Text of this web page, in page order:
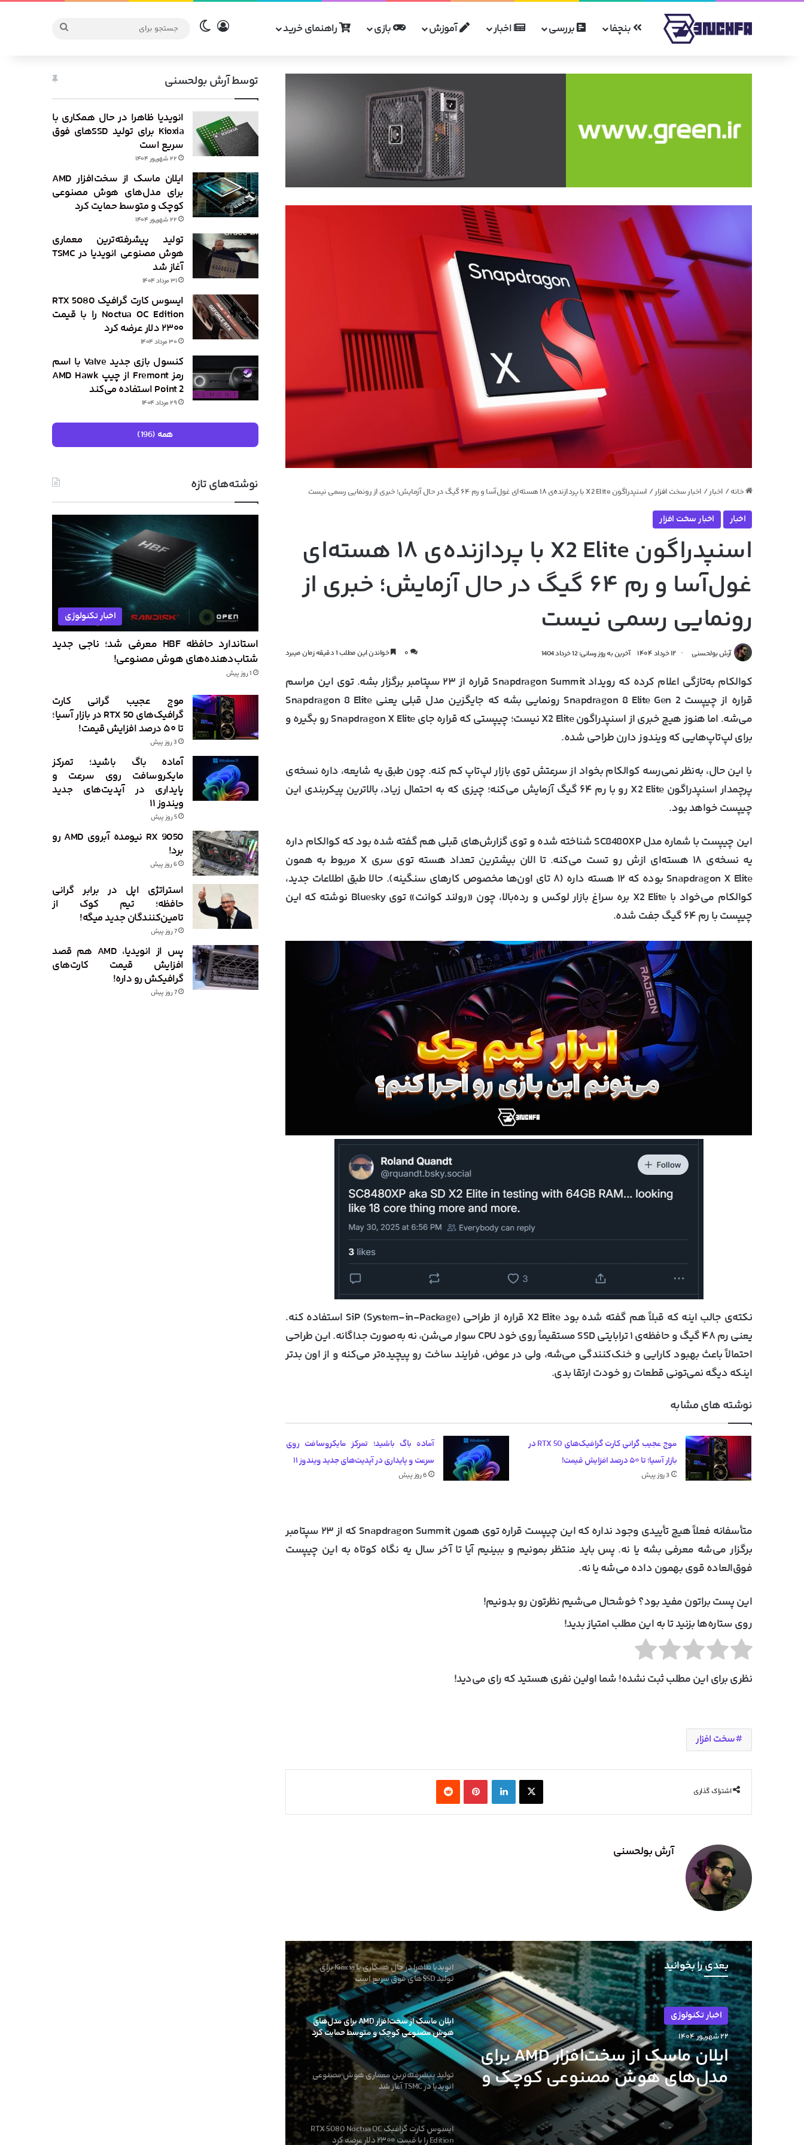
بنچفا بررسی اخبار آموزش بازی راهنمای خرید ورودتغییر پوسته
جستجو
خانه / اخبار / اخبار سخت افزار / اسنپدراگون X2 Elite با پردازنده‌ی ۱۸ هسته‌ای غول‌آسا و رم ۶۴ گیگ در حال آزمایش؛ خبری از رونمایی رسمی نیست
اخبار اخبار سخت افزار
اسنپدراگون X2 Elite با پردازنده‌ی ۱۸ هسته‌ای
غول‌آسا و رم ۶۴ گیگ در حال آزمایش؛ خبری از
رونمایی رسمی نیست
آرش بولحسنی ۱۲ خرداد ۱۴۰۴ آخرین به روز رسانی: 12 خرداد 1404 ۰ خواندن این مطلب 1 دقیقه زمان میبرد
کوالکام به‌تازگی اعلام کرده که رویداد Snapdragon Summit قراره از ۲۳ سپتامبر برگزار بشه. توی این مراسم
قراره از چیپست Snapdragon 8 Elite Gen 2 رونمایی بشه که جایگزین مدل قبلی یعنی Snapdragon 8 Elite
می‌شه. اما هنوز هیچ خبری از اسنپدراگون X2 Elite نیست؛ چیپستی که قراره جای Snapdragon X Elite رو بگیره و
برای لپ‌تاپ‌هایی که ویندوز دارن طراحی شده.
با این حال، به‌نظر نمی‌رسه کوالکام بخواد از سرعتش توی بازار لپ‌تاپ کم کنه. چون طبق یه شایعه، داره نسخه‌ی
پرچمدار اسنپدراگون X2 Elite رو با رم ۶۴ گیگ آزمایش می‌کنه؛ چیزی که به احتمال زیاد، بالاترین پیکربندی این
چیپست خواهد بود.
این چیپست با شماره مدل SC8480XP شناخته شده و توی گزارش‌های قبلی هم گفته شده بود که کوالکام داره
یه نسخه‌ی ۱۸ هسته‌ای ازش رو تست می‌کنه. تا الان بیشترین تعداد هسته توی سری X مربوط به همون
Snapdragon X Elite بوده که ۱۲ هسته داره (۸ تای اون‌ها مخصوص کارهای سنگینه). حالا طبق اطلاعات جدید،
کوالکام می‌خواد با X2 Elite بره سراغ بازار لوکس و رده‌بالا، چون «رولند کوانت» توی Bluesky نوشته که این
چیپست با رم ۶۴ گیگ جفت شده.
نکته‌ی جالب اینه که قبلاً هم گفته شده بود X2 Elite قراره از طراحی SiP (System-in-Package) استفاده کنه.
یعنی رم ۴۸ گیگ و حافظه‌ی ۱ ترابایتی SSD مستقیماً روی خود CPU سوار می‌شن، نه به‌صورت جداگانه. این طراحی
احتمالاً باعث بهبود کارایی و خنک‌کنندگی می‌شه، ولی در عوض، فرایند ساخت رو پیچیده‌تر می‌کنه و از اون بدتر
اینکه دیگه نمی‌تونی قطعات رو خودت ارتقا بدی.
نوشته های مشابه
موج عجیب گرانی کارت گرافیک‌های RTX 50 در
بازار آسیا؛ تا ۵۰ درصد افزایش قیمت!
3 روز پیش
آماده باگ باشید؛ تمرکز مایکروسافت روی
سرعت و پایداری در آپدیت‌های جدید ویندوز ۱۱
6 روز پیش
متأسفانه فعلاً هیچ تأییدی وجود نداره که این چیپست قراره توی همون Snapdragon Summit که از ۲۳ سپتامبر
برگزار می‌شه معرفی بشه یا نه. پس باید منتظر بمونیم و ببینیم آیا تا آخر سال یه نگاه کوتاه به این چیپست
فوق‌العاده قوی بهمون داده می‌شه یا نه.
این پست براتون مفید بود؟ خوشحال می‌شیم نظرتون رو بدونیم!
روی ستاره‌ها بزنید تا به این مطلب امتیاز بدید!
نظری برای این مطلب ثبت نشده! شما اولین نفری هستید که رای می‌دید!
سخت افزار
اشتراک گذاری
X لینکدین ‫پین‌ترست‫رددیت
آرش بولحسنی
بعدی را بخوانید
اخبار تکنولوژی
۲۲ شهریور ۱۴۰۴
ایلان ماسک از سخت‌افزار AMD برای
مدل‌های هوش مصنوعی کوچک و
متوسط حمایت کرد
Edition را با قیمت ۲۳۰۰ دلار عرضه کرد
انویدیا ظاهرا در حال همکاری با Kioxia برای
تولید SSDهای فوق سریع است
ایلان ماسک از سخت‌افزار AMD برای مدل‌های
هوش مصنوعی کوچک و متوسط حمایت کرد
تولید پیشرفته‌ترین معماری هوش مصنوعی
انویدیا در TSMC آغاز شد
ایسوس کارت گرافیک RTX 5080 Noctua OC
Edition را با قیمت ۲۳۰۰ دلار عرضه کرد
توسط آرش بولحسنی
انویدیا ظاهرا در حال همکاری با
Kioxia برای تولید SSDهای فوق
سریع است
۲۲ شهریور ۱۴۰۴
ایلان ماسک از سخت‌افزار AMD
برای مدل‌های هوش مصنوعی
کوچک و متوسط حمایت کرد
۲۲ شهریور ۱۴۰۴
تولید پیشرفته‌ترین معماری
هوش مصنوعی انویدیا در TSMC
آغاز شد
۳۱ مرداد ۱۴۰۴
ایسوس کارت گرافیک RTX 5080
Noctua OC Edition را با قیمت
۲۳۰۰ دلار عرضه کرد
۳۰ مرداد ۱۴۰۴
کنسول بازی جدید Valve با اسم
رمز Fremont از چیپ AMD Hawk
Point 2 استفاده می‌کند
۲۹ مرداد ۱۴۰۴
همه (196)
نوشته‌های تازه
اخبار تکنولوژی
استاندارد حافظه HBF معرفی شد؛ ناجی جدید
شتاب‌دهنده‌های هوش مصنوعی!
1 روز پیش
موج عجیب گرانی کارت
گرافیک‌های RTX 50 در بازار آسیا؛
تا ۵۰ درصد افزایش قیمت!
3 روز پیش
آماده باگ باشید؛ تمرکز
مایکروسافت روی سرعت و
پایداری در آپدیت‌های جدید
ویندوز ۱۱
5 روز پیش
RX 9050 نیومده آبروی AMD رو
برد!
6 روز پیش
استراتژی اپل در برابر گرانی
حافظه؛ تیم کوک از
تامین‌کنندگان جدید میگه!
7 روز پیش
پس از انویدیا، AMD هم قصد
افزایش قیمت کارت‌های
گرافیکش رو داره!
7 روز پیش